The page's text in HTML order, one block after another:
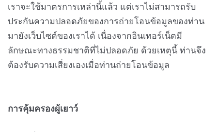
เราจะใช้มาตรการเหล่านี้แล้ว แต่เราไม่สามารถรับ
ประกันความปลอดภัยของการถ่ายโอนข้อมูลของท่าน
มายังเว็บไซต์ของเราได้ เนื่องจากอินเทอร์เน็ตมี
ลักษณะทางธรรมชาติที่ไม่ปลอดภัย ด้วยเหตุนี้ ท่านจึง
ต้องรับความเสี่ยงเองเมื่อท่านถ่ายโอนข้อมูล
การคุ้มครองผู้เยาว์